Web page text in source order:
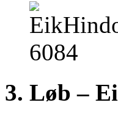
3. Løb –